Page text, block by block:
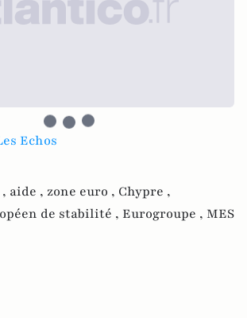
Echos
aide , zone euro , Chypre ,
de stabilité , Eurogroupe , MES